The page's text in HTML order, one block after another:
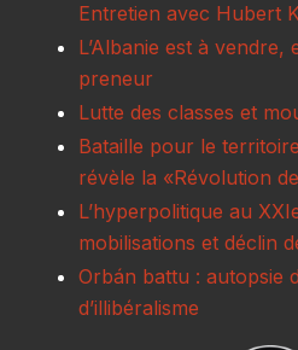
Entretien avec Hubert
L’Albanie est à
preneur
Lutte des classes et
Bataille pour le
révèle la «Révolution
L’hyperpolitique au
mobilisations et déclin
Orbán battu : autopsie
d’illibéralisme